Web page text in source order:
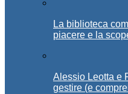
La biblioteca
piacere e la
Alessio Leotta e
gestire (e